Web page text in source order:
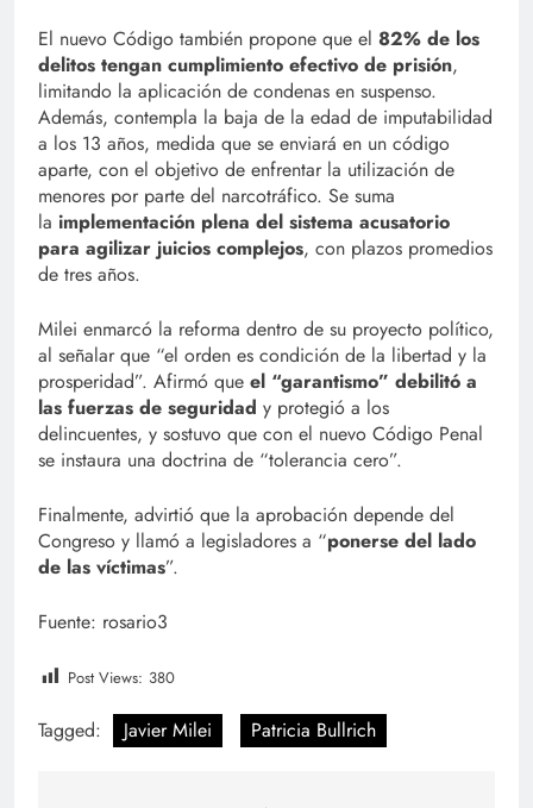
El nuevo Código también propone que el 82% de los
delitos tengan cumplimiento efectivo de prisión,
limitando la aplicación de condenas en suspenso.
Además, contempla la baja de la edad de imputabilidad
a los 13 años, medida que se enviará en un código
aparte, con el objetivo de enfrentar la utilización de
menores por parte del narcotráfico. Se suma
la implementación plena del sistema acusatorio
para agilizar juicios complejos, con plazos promedios
de tres años.
Milei enmarcó la reforma dentro de su proyecto político,
al señalar que “el orden es condición de la libertad y la
prosperidad”. Afirmó que el “garantismo” debilitó a
las fuerzas de seguridad y protegió a los
delincuentes, y sostuvo que con el nuevo Código Penal
se instaura una doctrina de “tolerancia cero”.
Finalmente, advirtió que la aprobación depende del
Congreso y llamó a legisladores a “ponerse del lado
de las víctimas”.
Fuente: rosario3
Post Views: 380
Tagged: Javier Milei Patricia Bullrich